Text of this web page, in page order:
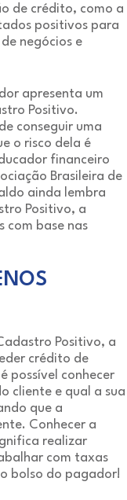
de crédito, como a
positivos para
negócios e
apresenta um
Positivo.
conseguir uma
o risco dela é
financeiro
Brasileira de
ainda lembra
Positivo, a
com base nas
Positivo, a
crédito de
possível conhecer
cliente e qual a sua
que a
Conhecer a
realizar
com taxas
bolso do pagador!